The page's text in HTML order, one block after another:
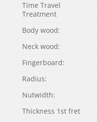
Time Travel
Treatment
Body wood:
Neck wood:
Fingerboard:
Radius:
Nutwidth:
Thickness 1st fret